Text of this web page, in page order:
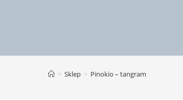
> Sklep > Pinokio – tangram